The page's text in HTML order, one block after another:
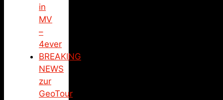
in
MV
–
4ever
BREAKING
NEWS
zur
GeoTour